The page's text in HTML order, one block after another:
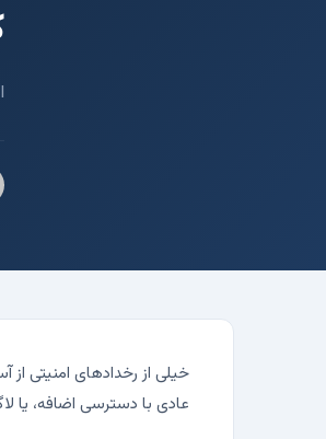
خیلی از رخدادهای امنیتی
عادی با دسترسی اضافه، یا